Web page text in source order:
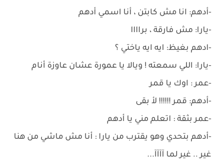
-أدهم: انا مش كابتن ، أنا اسمي أدهم
-يارا: مش فارقة ، براااا
-ادهم بغيظ: ايه ايه ياختي ؟
-يارا: اللي سمعته ! ويالا يا عمورة عشان عاوزة أنام
-عمر : اوك يا قمر
-أدهم: قمر !!!!!! لأ بقى
-عمر بثقة : اتعلم مني يا أدهم
-أدهم بتحدي وهو يقترب من يارا : أنا مش ماشي من هنا
غير .. غير لما آآآآ...